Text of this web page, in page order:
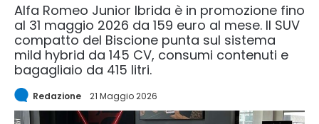
Alfa Romeo Junior Ibrida è in promozione fino
al 31 maggio 2026 da 159 euro al mese. Il SUV
compatto del Biscione punta sul sistema
mild hybrid da 145 CV, consumi contenuti e
bagagliaio da 415 litri.
Redazione 21 Maggio 2026